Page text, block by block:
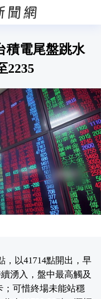
積電尾盤跳水
2235
，以41714點開出，早
湧入，盤中最高觸及
；可惜終場未能站穩